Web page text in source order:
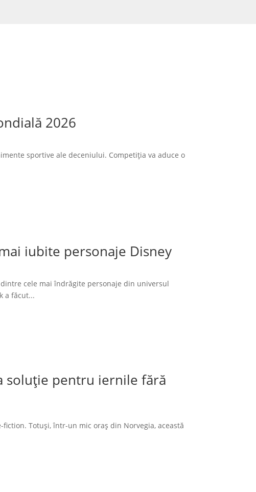
2026
sportive ale deceniului. Competiția va aduce o
iubite personaje Disney
cele mai îndrăgite personaje din universul
a făcut...
soluție pentru iernile fără
Totuși, într-un mic oraș din Norvegia, această